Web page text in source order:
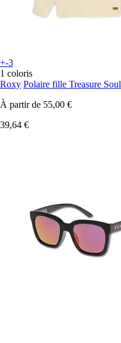
+-3
1 coloris
Roxy Polaire fille Treasure Soul
À partir de 55,00 €
39,64 €